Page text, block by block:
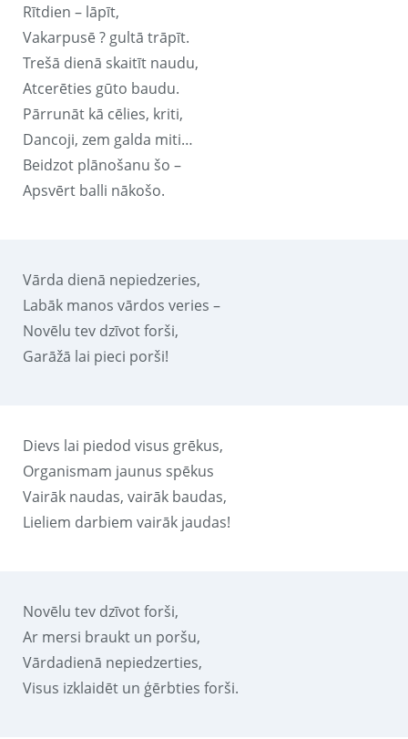
Rītdien – lāpīt,
Vakarpusē ? gultā trāpīt.
Trešā dienā skaitīt naudu,
Atcerēties gūto baudu.
Pārrunāt kā cēlies, kriti,
Dancoji, zem galda miti…
Beidzot plānošanu šo –
Apsvērt balli nākošo.
Vārda dienā nepiedzeries,
Labāk manos vārdos veries –
Novēlu tev dzīvot forši,
Garāžā lai pieci porši!
Dievs lai piedod visus grēkus,
Organismam jaunus spēkus
Vairāk naudas, vairāk baudas,
Lieliem darbiem vairāk jaudas!
Novēlu tev dzīvot forši,
Ar mersi braukt un poršu,
Vārdadienā nepiedzerties,
Visus izklaidēt un ģērbties forši.